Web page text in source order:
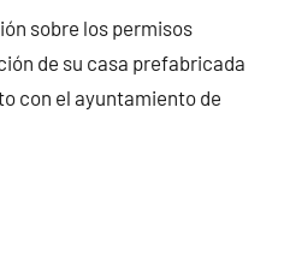
sobre los permisos
de su casa prefabricada
con el ayuntamiento de